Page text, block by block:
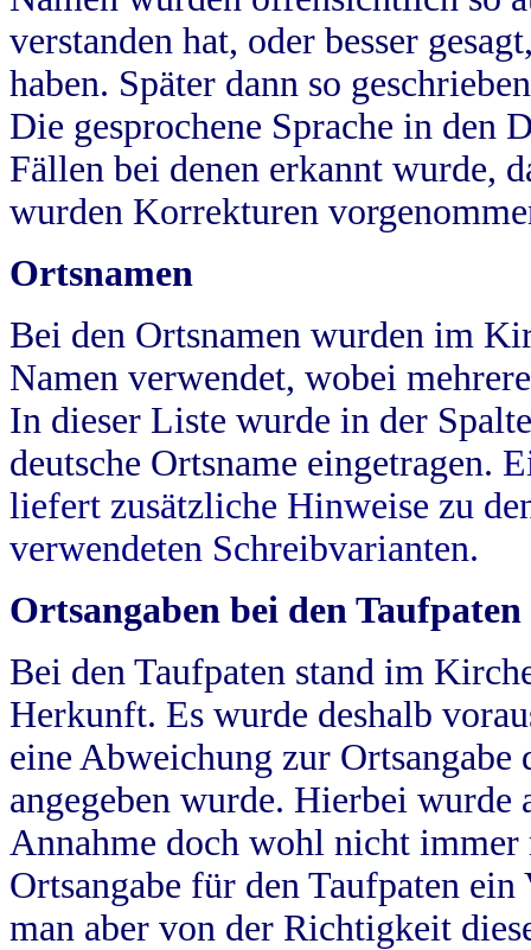
verstanden hat, oder besser
haben. Später dann so
Die gesprochene Sprache in
Fällen bei denen erkannt wurde,
wurden Korrekturen
Ortsnamen
Bei den Ortsnamen wurden im
Namen verwendet, wobei
In dieser Liste wurde in der
deutsche Ortsname eingetragen.
liefert zusätzliche Hinweise zu
verwendeten Schreibvarianten.
Ortsangaben bei den Taufpaten
Bei den Taufpaten stand im
Herkunft. Es wurde deshalb
eine Abweichung zur
angegeben wurde. Hierbei wurde
Annahme doch wohl nicht
Ortsangabe für den Taufpaten
man aber von der Richtigkeit